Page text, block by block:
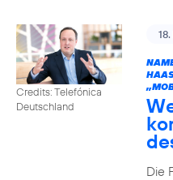
Credits: Telefónica
Deutschland
Die